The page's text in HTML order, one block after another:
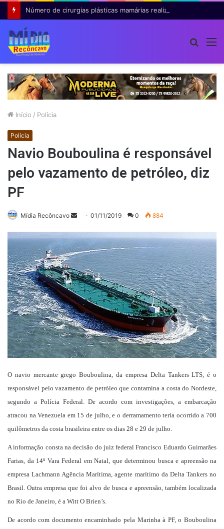
Início / Polícia
Polícia
Navio Bouboulina é responsável
pelo vazamento de petróleo, diz
PF
Mídia Recôncavo
Mande
e-
mail
01/11/2019 0 884
O navio mercante grego Bouboulina, da empresa Delta Tankers LTS, é o
responsável pelo vazamento de petróleo que contamina a costa do Nordeste,
segundo a Polícia Federal. De acordo com investigações, a embarcação
atracou na Venezuela em 15 de julho, e o derramamento teria ocorrido a 700
quilômetros da costa brasileira entre os dias 28 e 29 de julho.
A informação consta na decisão do juiz federal Francisco Eduardo Guimarães
Farias, da 14ª Vara Federal em Natal, que determinou busca e apreensão na
empresa Lachmann Agência Marítima, agente marítimo da Delta Tankers no
Brasil. Outra empresa que foi alvo de busca e apreensão, também localizada
no Rio de Janeiro, é a Witt O Brien’s.
De acordo com documento encaminhado pela Marinha à PF, o Bouboulina